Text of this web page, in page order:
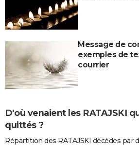
Message de
exemples de
courrier
D'où venaient les RATAJSKI
quittés ?
Répartition des RATAJSKI décédés par